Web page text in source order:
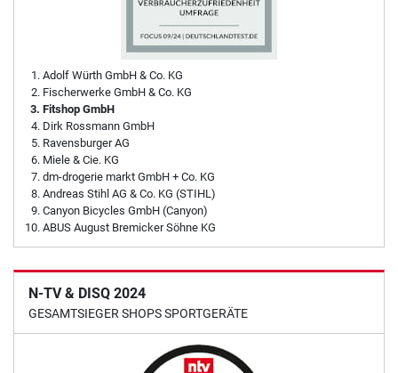
Adolf Würth GmbH & Co. KG
Fischerwerke GmbH & Co. KG
Fitshop GmbH
Dirk Rossmann GmbH
Ravensburger AG
Miele & Cie. KG
dm-drogerie markt GmbH + Co. KG
Andreas Stihl AG & Co. KG (STIHL)
Canyon Bicycles GmbH (Canyon)
ABUS August Bremicker Söhne KG
N-TV & DISQ 2024
GESAMTSIEGER SHOPS SPORTGERÄTE